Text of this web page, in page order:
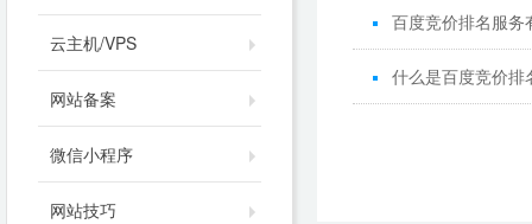
云主机/VPS
网站备案
微信小程序
网站技巧
百度竞价排名服务
什么是百度竞价排